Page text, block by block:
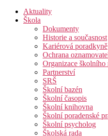
Aktuality
Škola
Dokumenty
Historie a současnost
Kariérová poradkyně
Ochrana
Organizace školního
Partnerství
SRŠ
Školní bazén
Školní časopis
Školní knihovna
Školní poradenské
Školní psycholog
Školská rada